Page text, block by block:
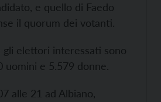
e quello di Faedo
il quorum dei votanti.
gli elettori interessati sono
uomini e 5.579 donne.
alle 21 ad Albiano,